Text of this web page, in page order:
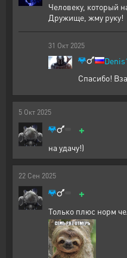
Человеку, который
Дружище, жму руку!
31 Окт 2025
Спасибо!
5 Окт 2025
+
на удачу!)
22 Сен 2025
+
Только плюс норм